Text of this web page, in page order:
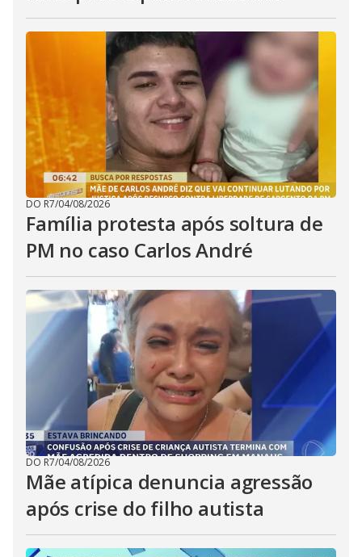
DO R7/04/08/2026
Família protesta após soltura de
PM no caso Carlos André
DO R7/04/08/2026
Mãe atípica denuncia agressão
após crise do filho autista